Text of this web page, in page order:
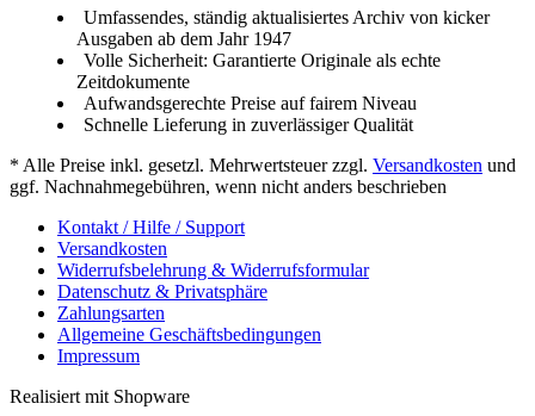
Umfassendes, ständig aktualisiertes Archiv von kicker
Ausgaben ab dem Jahr 1947
Volle Sicherheit: Garantierte Originale als echte
Zeitdokumente
Aufwandsgerechte Preise auf fairem Niveau
Schnelle Lieferung in zuverlässiger Qualität
* Alle Preise inkl. gesetzl. Mehrwertsteuer zzgl. Versandkosten und
ggf. Nachnahmegebühren, wenn nicht anders beschrieben
Kontakt / Hilfe / Support
Versandkosten
Widerrufsbelehrung & Widerrufsformular
Datenschutz & Privatsphäre
Zahlungsarten
Allgemeine Geschäftsbedingungen
Impressum
Realisiert mit Shopware